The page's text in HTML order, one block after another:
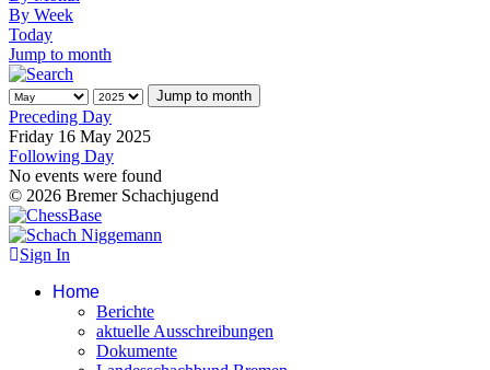
By Week
Today
Jump to month
Jump to month
Preceding Day
Friday 16 May 2025
Following Day
No events were found
© 2026 Bremer Schachjugend
Sign In
Home
Berichte
aktuelle Ausschreibungen
Dokumente